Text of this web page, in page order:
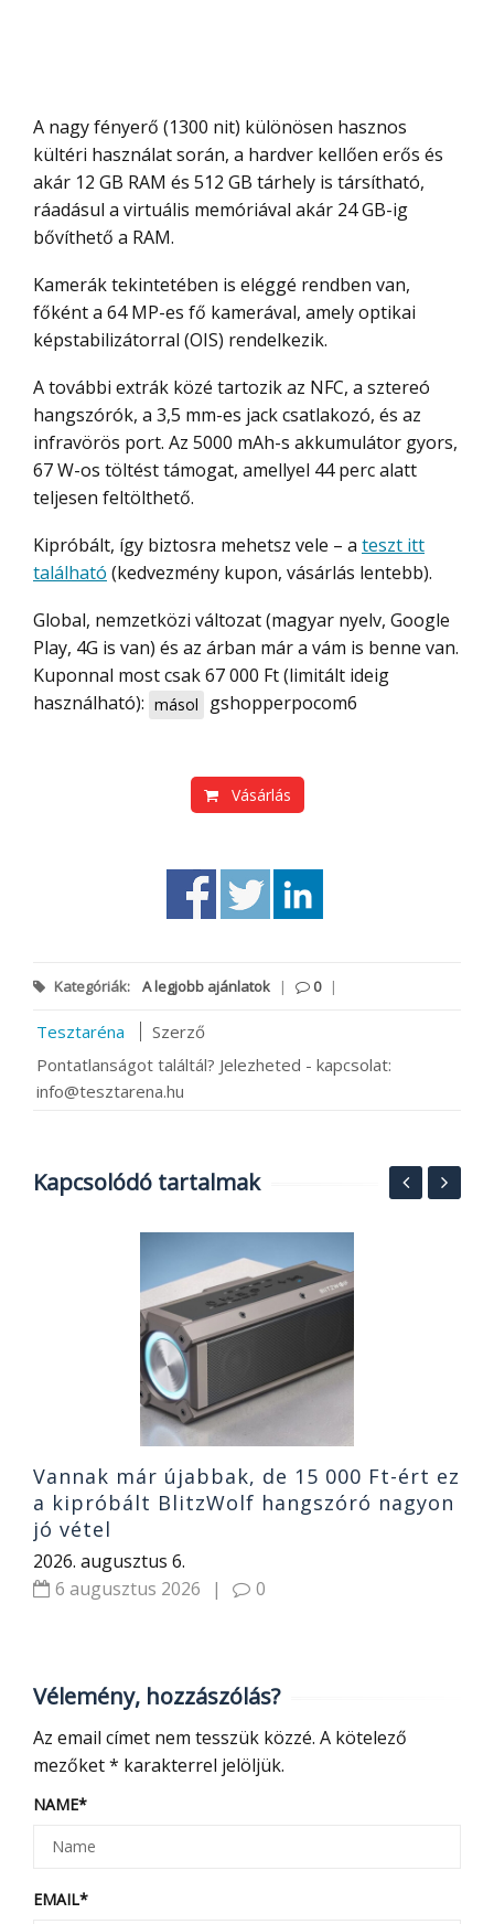
A nagy fényerő (1300 nit) különösen hasznos
kültéri használat során, a hardver kellően erős és
akár 12 GB RAM és 512 GB tárhely is társítható,
ráadásul a virtuális memóriával akár 24 GB-ig
bővíthető a RAM​.
Kamerák tekintetében is eléggé rendben van,
főként a 64 MP-es fő kamerával, amely optikai
képstabilizátorral (OIS) rendelkezik.
A további extrák közé tartozik az NFC, a sztereó
hangszórók, a 3,5 mm-es jack csatlakozó, és az
infravörös port. Az 5000 mAh-s akkumulátor gyors,
67 W-os töltést támogat, amellyel 44 perc alatt
teljesen feltölthető.
Kipróbált, így biztosra mehetsz vele – a teszt itt
található (kedvezmény kupon, vásárlás lentebb).
Global, nemzetközi változat (magyar nyelv, Google
Play, 4G is van) és az árban már a vám is benne van.
Kuponnal most csak 67 000 Ft (limitált ideig
használható): másol gshopperpocom6
Vásárlás
Kategóriák: A legjobb ajánlatok | 0 |
Tesztaréna
Szerző
Pontatlanságot találtál? Jelezheted - kapcsolat:
info@tesztarena.hu
Kapcsolódó tartalmak
Vannak már újabbak, de 15 000 Ft-ért ez
a kipróbált BlitzWolf hangszóró nagyon
jó vétel
2026. augusztus 6.
6 augusztus 2026
| 0
Vélemény, hozzászólás?
Az email címet nem tesszük közzé. A kötelező
mezőket* karakterrel jelöljük.
NAME*
EMAIL*